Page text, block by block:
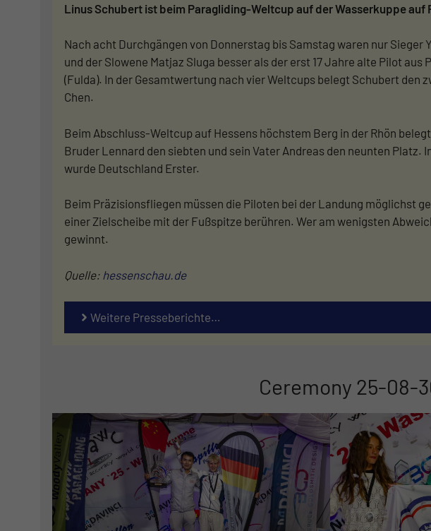
Linus Schubert ist beim Paragliding-Weltcup auf der Wasserkuppe auf
Nach acht Durchgängen von Donnerstag bis Samstag waren nur Sieger
und der Slowene Matjaz Sluga besser als der erst 17 Jahre alte Pilot aus
(Fulda). In der Gesamtwertung nach vier Weltcups belegt Schubert den
Chen.
Beim Abschluss-Weltcup auf Hessens höchstem Berg in der Rhön
Bruder Lennard den siebten und sein Vater Andreas den neunten Platz.
wurde Deutschland Erster.
Beim Präzisionsfliegen müssen die Piloten bei der Landung möglichst
einer Zielscheibe mit der Fußspitze berühren. Wer am wenigsten
gewinnt.
Quelle: hessenschau.de
Weitere Presseberichte…
Ceremony 25-08-